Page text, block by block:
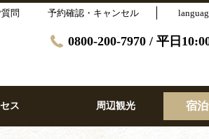
問 予約確認・キャンセル
0800-200-7970 / 平日
ス 周辺観光 宿